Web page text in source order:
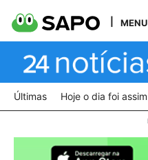
MENU
Últimas Hoje o dia foi assim